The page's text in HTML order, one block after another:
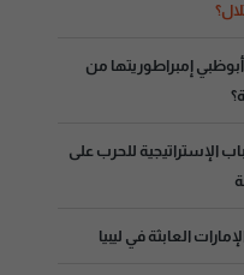
إمبراطوريتها من
الإستراتيجية للحرب على
العابثة في ليبيا